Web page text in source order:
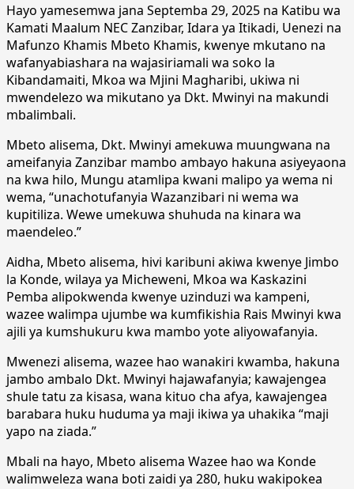
Hayo yamesemwa jana Septemba 29, 2025 na Katibu wa
Kamati Maalum NEC Zanzibar, Idara ya Itikadi, Uenezi na
Mafunzo Khamis Mbeto Khamis, kwenye mkutano na
wafanyabiashara na wajasiriamali wa soko la
Kibandamaiti, Mkoa wa Mjini Magharibi, ukiwa ni
mwendelezo wa mikutano ya Dkt. Mwinyi na makundi
mbalimbali.
Mbeto alisema, Dkt. Mwinyi amekuwa muungwana na
ameifanyia Zanzibar mambo ambayo hakuna asiyeyaona
na kwa hilo, Mungu atamlipa kwani malipo ya wema ni
wema, “unachotufanyia Wazanzibari ni wema wa
kupitiliza. Wewe umekuwa shuhuda na kinara wa
maendeleo.”
Aidha, Mbeto alisema, hivi karibuni akiwa kwenye Jimbo
la Konde, wilaya ya Micheweni, Mkoa wa Kaskazini
Pemba alipokwenda kwenye uzinduzi wa kampeni,
wazee walimpa ujumbe wa kumfikishia Rais Mwinyi kwa
ajili ya kumshukuru kwa mambo yote aliyowafanyia.
Mwenezi alisema, wazee hao wanakiri kwamba, hakuna
jambo ambalo Dkt. Mwinyi hajawafanyia; kawajengea
shule tatu za kisasa, wana kituo cha afya, kawajengea
barabara huku huduma ya maji ikiwa ya uhakika “maji
yapo na ziada.”
Mbali na hayo, Mbeto alisema Wazee hao wa Konde
walimweleza wana boti zaidi ya 280, huku wakipokea